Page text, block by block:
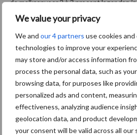
We value your privacy
We and our 4 partners use cookies
technologies to improve your
may store and/or access information
process the personal data, such as
browsing data, for purposes like
personalized ads and content,
effectiveness, analyzing audience
geolocation data, and product
your consent will be valid across all our
de melkaanvoer 2 à 3 procent lager dan
2023 (na correctie voor de schrikkeldag).
mede door de schrikkeldag.
De Europese melkproductie was in
lager dan een jaar eerder. Over geheel
vergelijkbaar met het jaar daarvoor.
België de melkaanvoer nog iets toe. De
Nederland met -3 procent. In Australië
de productie nog toe met respectievelijk